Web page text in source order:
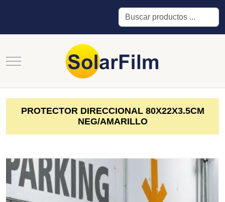
Buscar
Mobile Menu Toggle
PROTECTOR DIRECCIONAL 80X22X3.5CM
NEG/AMARILLO